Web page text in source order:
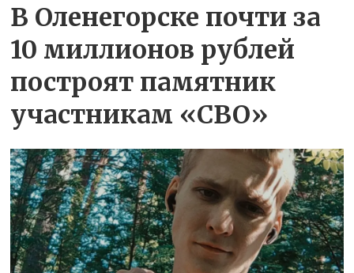
В Оленегорске почти за
10 миллионов рублей
построят памятник
участникам «СВО»